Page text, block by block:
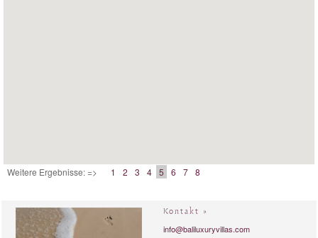
Weitere Ergebnisse: => 1 2 3 4 5 6 7 8
Kontakt »
info@baliluxuryvillas.com